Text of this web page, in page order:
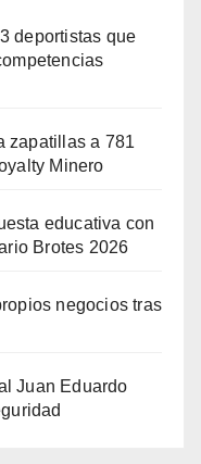
deportistas que
zapatillas a 781
Minero
educativa con
Brotes 2026
negocios tras
Juan Eduardo